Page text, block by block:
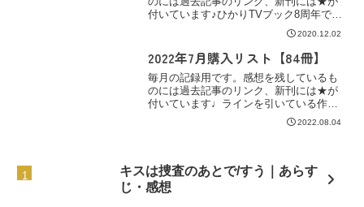
付いています♪ひかりTVブック8周年での
購入はこちら❀【ｺﾐｯｸｼｰﾓｱ】【BL漫画】
★旅の勇者は宿屋の息子を逃がさない 1/
あんどう★不屈のゾノ/しっけ★ライオン
如き...
2020.12.02
2022年7月購入リスト【84冊】
毎月の記録用です。感想を残しているも
のには過去記事のリンク、新刊には★が
付いています♩ラインを引いている作品
は読書記録にまとめてありますので、そ
のリンクを。コミックシーモア【BL漫
2022.08.04
キスは捜査のあとで/すう｜あらす
じ・感想